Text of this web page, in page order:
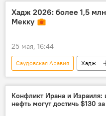
Хадж 2026: более 1,5
Мекку
25 мая, 16:44
Саудовская Аравия Хадж
Мусульмане
Персидский залив
Паломничество
Конфликт Ирана и Израиля:
нефть могут достичь $130